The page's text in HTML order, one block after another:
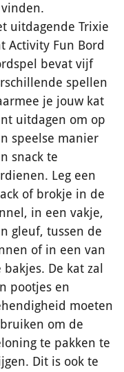
uitdagende Trixie
Activity Fun Bord
bevat vijf
spellen
je jouw kat
uitdagen om op
speelse manier
snack te
Leg een
of brokje in de
in een vakje,
gleuf, tussen de
of in een van
bakjes. De kat zal
pootjes en
moeten
om de
te pakken te
Dit is ook te